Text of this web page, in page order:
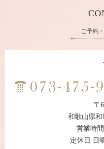
ご予約
〒
和歌山県和
営業時
定休日 日